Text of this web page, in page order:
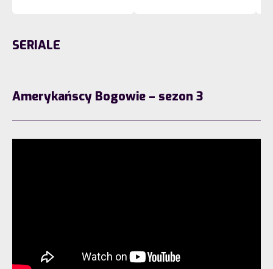
SERIALE
Amerykańscy Bogowie – sezon 3